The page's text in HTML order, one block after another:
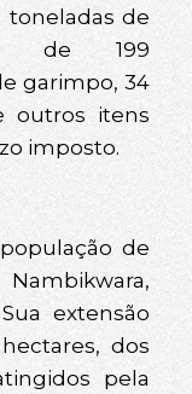
toneladas de
de 199
garimpo, 34
outros itens
imposto.
de
extensão
dos
pela